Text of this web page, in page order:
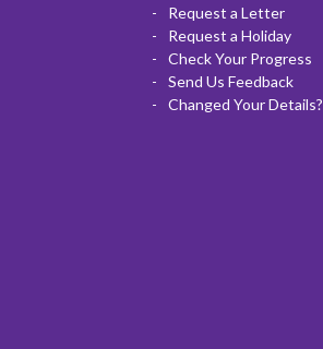
Request a Letter
Request a Holiday
Check Your Progress
Send Us Feedback
Changed Your Details?